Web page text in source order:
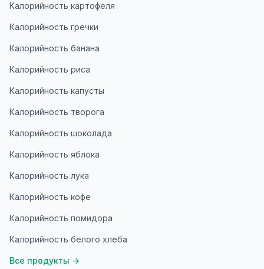
Калорийность картофеля
Калорийность гречки
Калорийность банана
Калорийность риса
Калорийность капусты
Калорийность творога
Калорийность шоколада
Калорийность яблока
Калорийность лука
Калорийность кофе
Калорийность помидора
Калорийность белого хлеба
Все продукты →